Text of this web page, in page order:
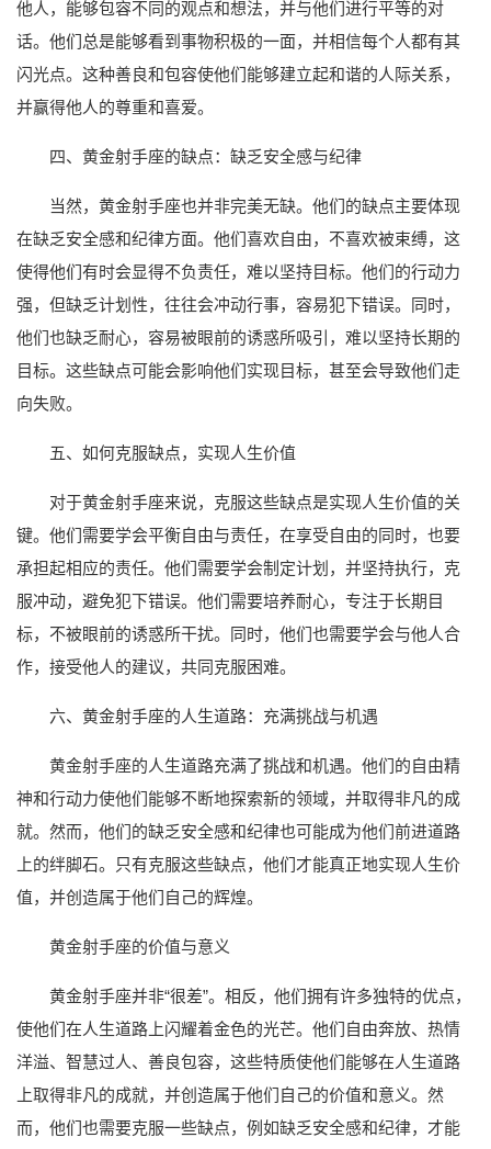
他人，能够包容不同的观点和想法，并与他们进行平等的对
话。他们总是能够看到事物积极的一面，并相信每个人都有其
闪光点。这种善良和包容使他们能够建立起和谐的人际关系，
并赢得他人的尊重和喜爱。
四、黄金射手座的缺点：缺乏安全感与纪律
当然，黄金射手座也并非完美无缺。他们的缺点主要体现
在缺乏安全感和纪律方面。他们喜欢自由，不喜欢被束缚，这
使得他们有时会显得不负责任，难以坚持目标。他们的行动力
强，但缺乏计划性，往往会冲动行事，容易犯下错误。同时，
他们也缺乏耐心，容易被眼前的诱惑所吸引，难以坚持长期的
目标。这些缺点可能会影响他们实现目标，甚至会导致他们走
向失败。
五、如何克服缺点，实现人生价值
对于黄金射手座来说，克服这些缺点是实现人生价值的关
键。他们需要学会平衡自由与责任，在享受自由的同时，也要
承担起相应的责任。他们需要学会制定计划，并坚持执行，克
服冲动，避免犯下错误。他们需要培养耐心，专注于长期目
标，不被眼前的诱惑所干扰。同时，他们也需要学会与他人合
作，接受他人的建议，共同克服困难。
六、黄金射手座的人生道路：充满挑战与机遇
黄金射手座的人生道路充满了挑战和机遇。他们的自由精
神和行动力使他们能够不断地探索新的领域，并取得非凡的成
就。然而，他们的缺乏安全感和纪律也可能成为他们前进道路
上的绊脚石。只有克服这些缺点，他们才能真正地实现人生价
值，并创造属于他们自己的辉煌。
黄金射手座的价值与意义
黄金射手座并非“很差”。相反，他们拥有许多独特的优点，
使他们在人生道路上闪耀着金色的光芒。他们自由奔放、热情
洋溢、智慧过人、善良包容，这些特质使他们能够在人生道路
上取得非凡的成就，并创造属于他们自己的价值和意义。然
而，他们也需要克服一些缺点，例如缺乏安全感和纪律，才能